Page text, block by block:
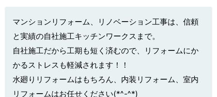
マンションリフォーム、リノベーション工事は、信頼
と実績の自社施工キッチンワークスまで。
自社施工だから工期も短く済むので、リフォームにか
かるストレスも軽減されます！！
水廻りリフォームはもちろん、内装リフォーム、室内
リフォームはお任せください(*^-^*)